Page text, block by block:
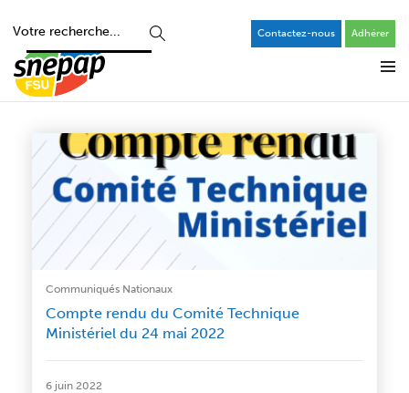
Contactez-nous Adhérer
Communiqués Nationaux
Compte rendu du Comité Technique
Ministériel du 24 mai 2022
6 juin 2022